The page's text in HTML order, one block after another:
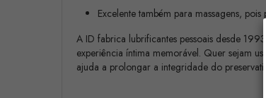
Excelente também para massagens,
A ID fabrica lubrificantes pessoais desde
experiência íntima memorável. Quer sejam
ajuda a prolongar a integridade do